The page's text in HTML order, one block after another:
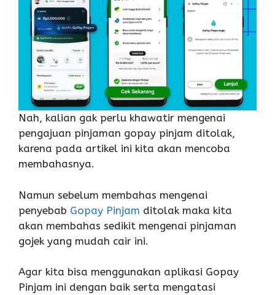
Nah, kalian gak perlu khawatir mengenai
pengajuan pinjaman gopay pinjam ditolak,
karena pada artikel ini kita akan mencoba
membahasnya.
Namun sebelum membahas mengenai
penyebab Gopay Pinjam ditolak maka kita
akan membahas sedikit mengenai pinjaman
gojek yang mudah cair ini.
Agar kita bisa menggunakan aplikasi Gopay
Pinjam ini dengan baik serta mengatasi